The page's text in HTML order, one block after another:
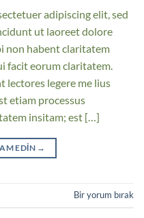
adipiscing elit, sed
ut laoreet dolore
non habent claritatem
facit eorum claritatem.
lectores legere me lius
etiam processus
insitam; est […]
EDIN →
Bir yorum bırak